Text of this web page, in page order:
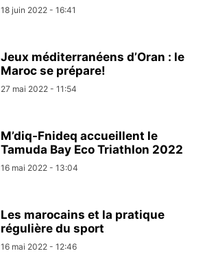
18 juin 2022 - 16:41
Jeux méditerranéens d’Oran : le
Maroc se prépare!
27 mai 2022 - 11:54
M’diq-Fnideq accueillent le
Tamuda Bay Eco Triathlon 2022
16 mai 2022 - 13:04
Les marocains et la pratique
régulière du sport
16 mai 2022 - 12:46